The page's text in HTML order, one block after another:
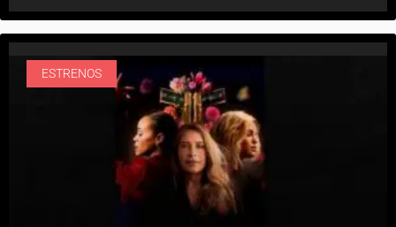
ESTRENOS